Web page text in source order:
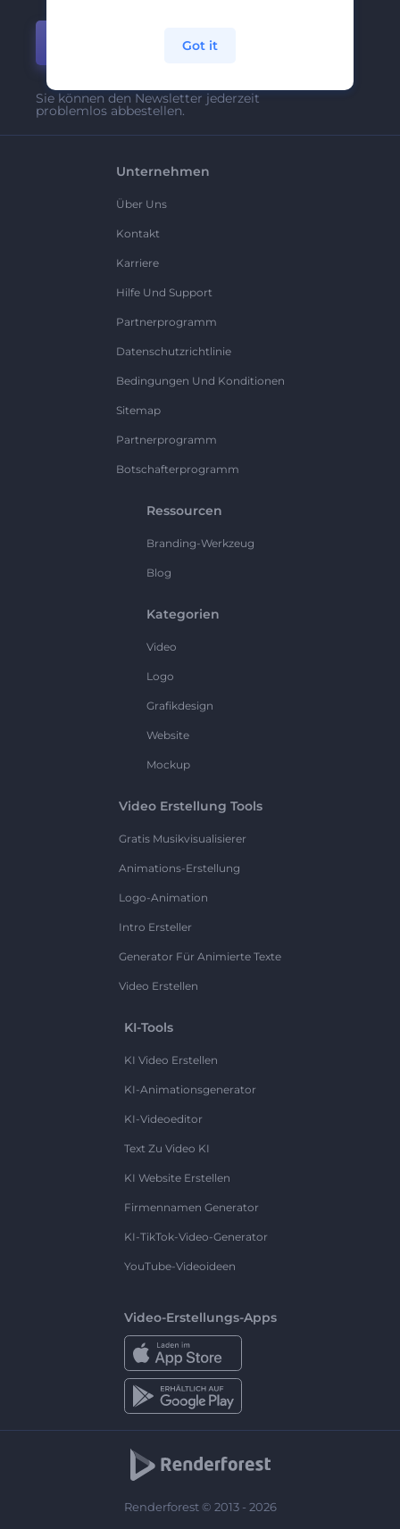
Sie können den Newsletter jederzeit
problemlos abbestellen.
Unternehmen
Über Uns
Kontakt
Karriere
Hilfe Und Support
Partnerprogramm
Datenschutzrichtlinie
Bedingungen Und Konditionen
Sitemap
Partnerprogramm
Botschafterprogramm
Ressourcen
Branding-Werkzeug
Blog
Kategorien
Video
Logo
Grafikdesign
Website
Mockup
Video Erstellung Tools
Gratis Musikvisualisierer
Animations-Erstellung
Logo-Animation
Intro Ersteller
Generator Für Animierte Texte
Video Erstellen
KI-Tools
KI Video Erstellen
KI-Animationsgenerator
KI-Videoeditor
Text Zu Video KI
KI Website Erstellen
Firmennamen Generator
KI-TikTok-Video-Generator
YouTube-Videoideen
Video-Erstellungs-Apps
Renderforest © 2013 - 2026
Got it